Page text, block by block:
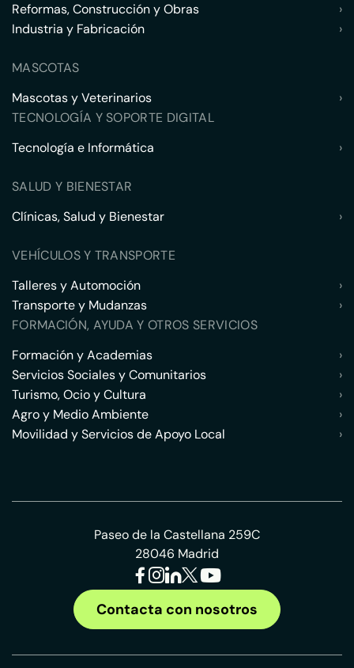
Reformas, Construcción y Obras
›
Industria y Fabricación
›
MASCOTAS
Mascotas y Veterinarios
›
TECNOLOGÍA Y SOPORTE DIGITAL
Tecnología e Informática
›
SALUD Y BIENESTAR
Clínicas, Salud y Bienestar
›
VEHÍCULOS Y TRANSPORTE
Talleres y Automoción
›
Transporte y Mudanzas
›
FORMACIÓN, AYUDA Y OTROS SERVICIOS
Formación y Academias
›
Servicios Sociales y Comunitarios
›
Turismo, Ocio y Cultura
›
Agro y Medio Ambiente
›
Movilidad y Servicios de Apoyo Local
›
Paseo de la Castellana 259C
28046 Madrid
Contacta con nosotros